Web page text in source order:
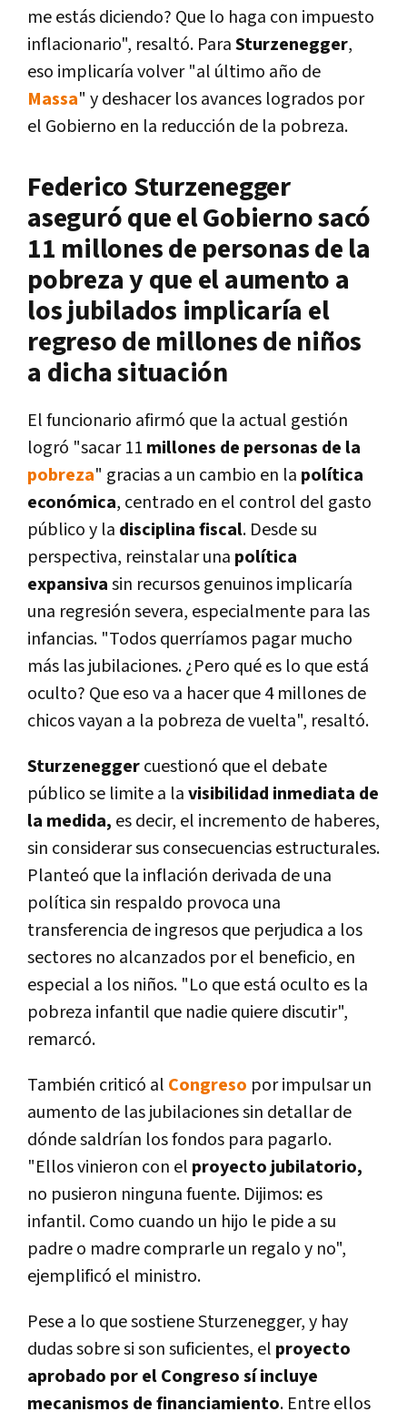
me estás diciendo? Que lo haga con impuesto
inflacionario", resaltó. ParaSturzenegger,
eso implicaría volver "al último año de
Massa" y deshacer los avances logrados por
el Gobierno en la reducción de la pobreza.
Federico Sturzenegger
aseguró que el Gobierno sacó
11 millones de personas de la
pobreza y que el aumento a
los jubilados implicaría el
regreso de millones de niños
a dicha situación
El funcionario afirmó que la actual gestión
logró "sacar 11 millones de personas de la
pobreza" gracias a un cambio en la política
económica, centrado en el control del gasto
público y la disciplina fiscal. Desde su
perspectiva, reinstalar una política
expansivasin recursos genuinos implicaría
una regresión severa, especialmente para las
infancias. "Todos querríamos pagar mucho
más las jubilaciones. ¿Pero qué es lo que está
oculto? Que eso va a hacer que 4 millones de
chicos vayan a la pobreza de vuelta", resaltó.
Sturzeneggercuestionó que el debate
público se limite a lavisibilidad inmediata de
la medida, es decir, el incremento de haberes,
sin considerar sus consecuencias estructurales.
Planteó que la inflación derivada de una
política sin respaldo provoca una
transferencia de ingresos que perjudica a los
sectores no alcanzados por el beneficio, en
especial a los niños. "Lo que está oculto es la
pobreza infantil que nadie quiere discutir",
remarcó.
También criticó al Congreso por impulsar un
aumento de las jubilaciones sin detallar de
dónde saldrían los fondos para pagarlo.
"Ellos vinieron con el proyecto jubilatorio,
no pusieron ninguna fuente. Dijimos: es
infantil. Como cuando un hijo le pide a su
padre o madre comprarle un regalo y no",
ejemplificó el ministro.
Pese a lo que sostiene Sturzenegger, y hay
dudas sobre si son suficientes, el proyecto
aprobado por el Congreso sí incluye
mecanismos de financiamiento. Entre ellos